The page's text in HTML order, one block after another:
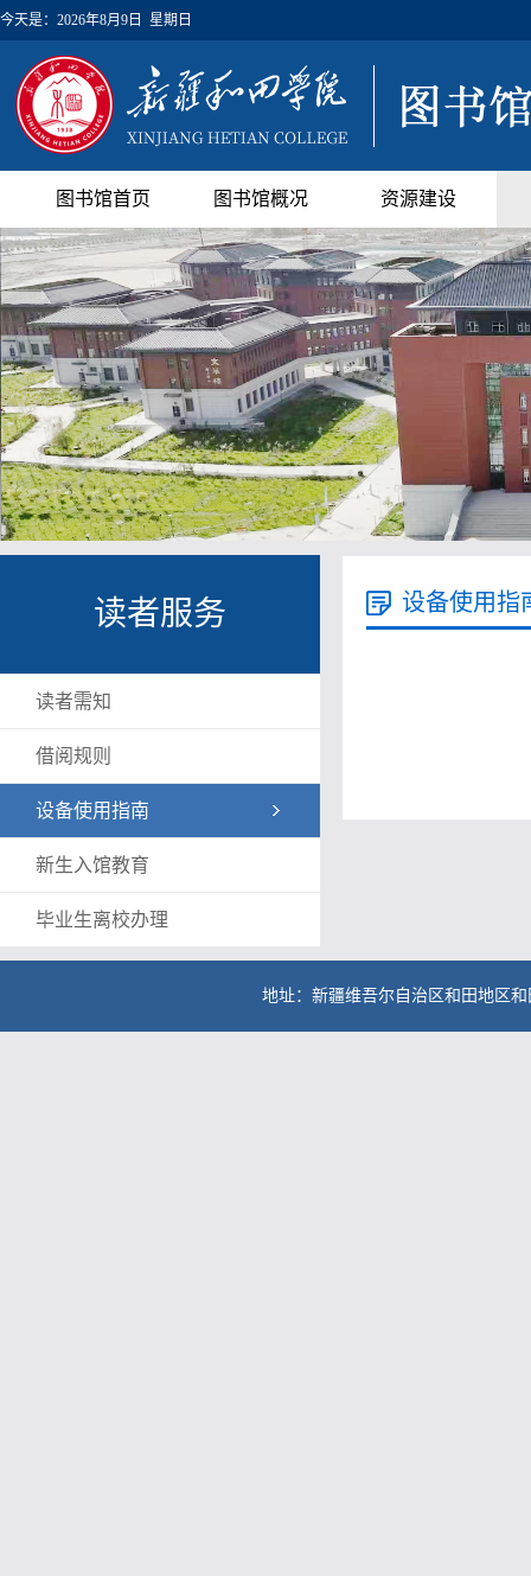
今天是： 2026年8月9日 星期日
图书馆首页 图书馆概况 资源建设
读者服务
读者需知
借阅规则
设备使用指南
新生入馆教育
毕业生离校办理
设备使用指
地址：新疆维吾尔自治区和田地区